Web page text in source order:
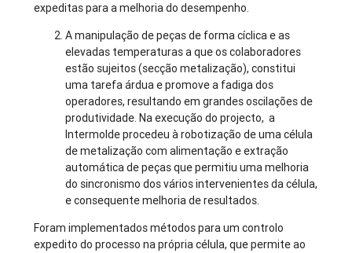
expeditas para a melhoria do desempenho.
A manipulação de peças de forma cíclica e as
elevadas temperaturas a que os colaboradores
estão sujeitos (secção metalização), constitui
uma tarefa árdua e promove a fadiga dos
operadores, resultando em grandes oscilações de
produtividade. Na execução do projecto, a
Intermolde procedeu à robotização de uma célula
de metalização com alimentação e extração
automática de peças que permitiu uma melhoria
do sincronismo dos vários intervenientes da célula,
e consequente melhoria de resultados.
Foram implementados métodos para um controlo
expedito do processo na própria célula, que permite ao